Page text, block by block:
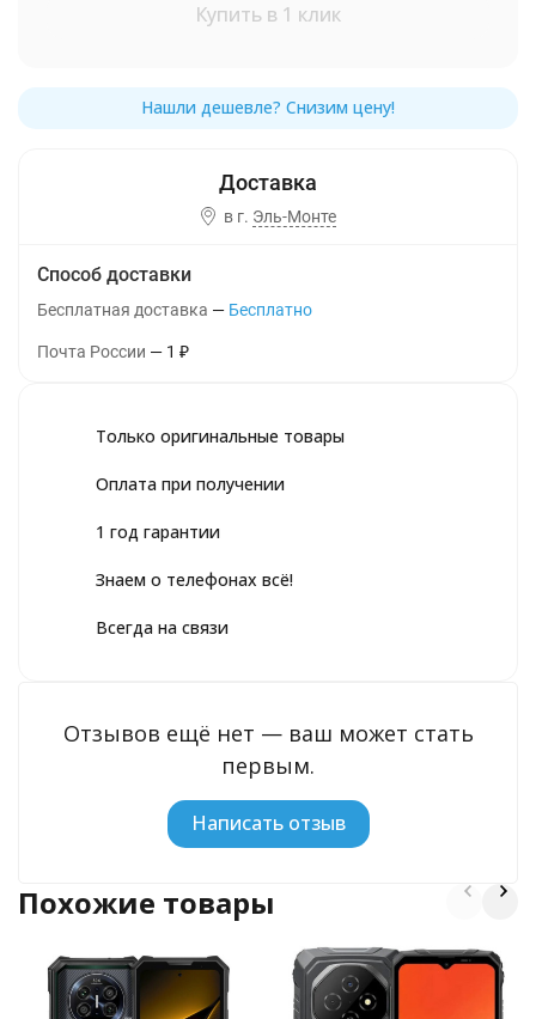
Купить в 1 клик
в г. Эль-Монте
Способ доставки
Бесплатная доставка Бесплатно
Почта России 1 ₽
Только оригинальные товары
Оплата при получении
1 год гарантии
Знаем о телефонах всё!
Всегда на связи
Отзывов ещё нет — ваш может стать
первым.
Написать отзыв
Похожие товары